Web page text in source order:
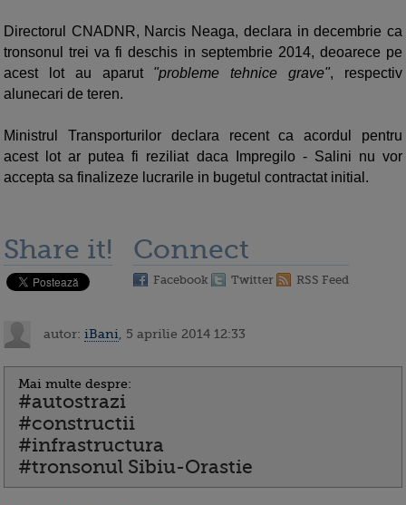
Directorul CNADNR, Narcis Neaga, declara in decembrie ca
tronsonul trei va fi deschis in septembrie 2014, deoarece pe
acest lot au aparut"probleme tehnice grave", respectiv
alunecari de teren.
Ministrul Transporturilor declara recent ca acordul pentru
acest lot ar putea fi reziliat daca Impregilo - Salini nu vor
accepta sa finalizeze lucrarile in bugetul contractat initial.
Share it! Connect
Facebook Twitter RSS Feed
autor: iBani , 5 aprilie 2014 12:33
Mai multe despre:
#autostrazi
#constructii
#infrastructura
#tronsonul Sibiu-Orastie